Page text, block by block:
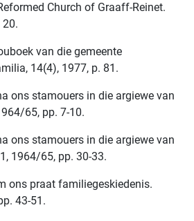
Church of Graaff-Reinet.
20.
van die gemeente
14(4), 1977, p. 81.
ons stamouers in die argiewe van
65, pp. 7-10.
ons stamouers in die argiewe van
1964/65, pp. 30-33.
ons praat familiegeskiedenis.
43-51.